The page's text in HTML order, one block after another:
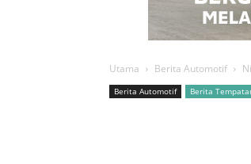
Utama Berita Automotif
Berita Automotif Berita